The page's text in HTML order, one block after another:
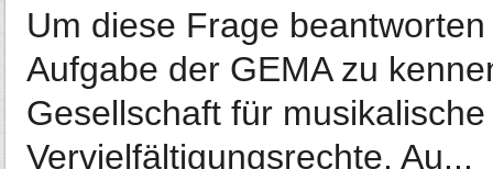
Um diese Frage
Aufgabe der GEMA zu
Gesellschaft für
Vervielfältigungsrechte. Au...